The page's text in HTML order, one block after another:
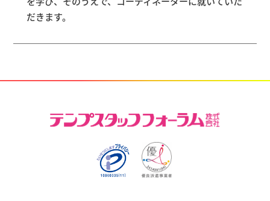
だきます。